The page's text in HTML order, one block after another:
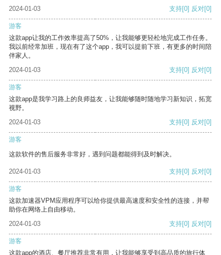
2024-01-03
支持[0] 反对[0]
游客
这款app让我的工作效率提高了50%，让我能够更轻松地完成工作任务。
我以前经常加班，现在有了这个app，我可以提前下班，有更多的时间陪
伴家人。
2024-01-03
支持[0] 反对[0]
游客
这款app是我学习路上的良师益友，让我能够随时随地学习新知识，拓宽
视野。
2024-01-03
支持[0] 反对[0]
游客
这款软件的售后服务非常好，遇到问题都能得到及时解决。
2024-01-03 支持[0] 反对[0]
游客
这款加速器VPM应用程序可以给你提供最高速度和安全性的连接，并帮
助你在网络上自由移动。
2024-01-03
支持[0] 反对[0]
游客
这款app的酒店、餐厅推荐非常有用，让我能够享受到高品质的旅行体